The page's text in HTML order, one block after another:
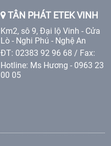
TÂN PHÁT ETEK VINH
Km2, sô 9, Đại lộ Vinh - Cửa
Lò - Nghi Phú - Nghệ An
ĐT: 02383 92 96 68 / Fax:
Hotline: Ms Hương - 0963 23
00 05